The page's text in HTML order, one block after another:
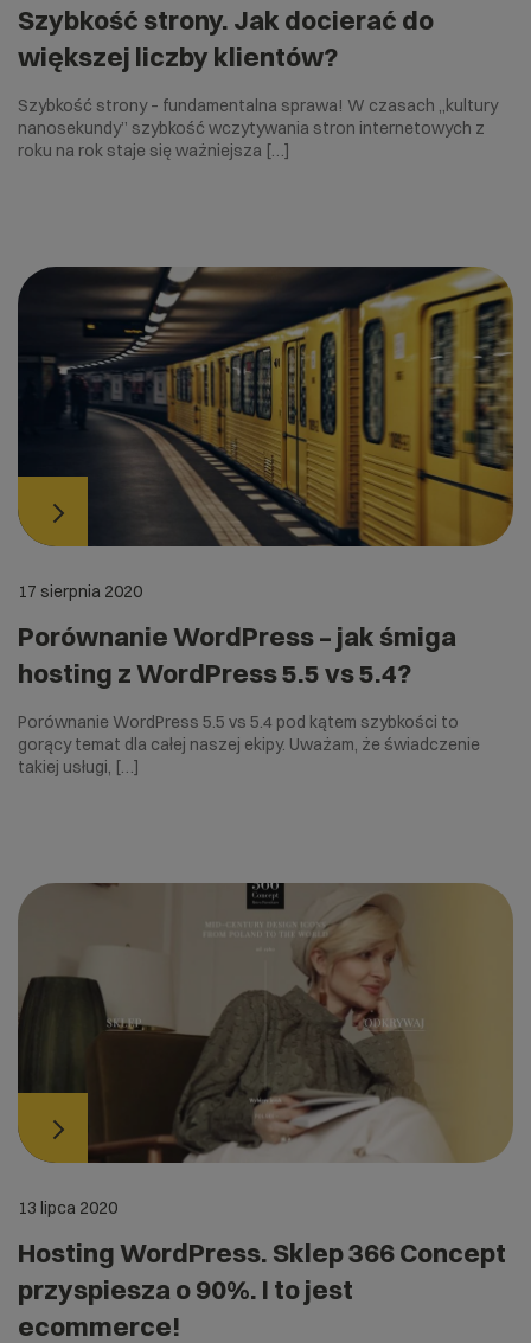
Szybkość strony. Jak docierać do
większej liczby klientów?
Szybkość strony – fundamentalna sprawa! W czasach „kultury
nanosekundy” szybkość wczytywania stron internetowych z
roku na rok staje się ważniejsza […]
17 sierpnia 2020
Porównanie WordPress – jak śmiga
hosting z WordPress 5.5 vs 5.4?
Porównanie WordPress 5.5 vs 5.4 pod kątem szybkości to
gorący temat dla całej naszej ekipy. Uważam, że świadczenie
takiej usługi, […]
13 lipca 2020
Hosting WordPress. Sklep 366 Concept
przyspiesza o 90%. I to jest
ecommerce!